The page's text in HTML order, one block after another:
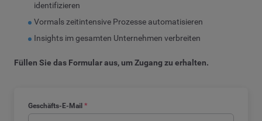
Geschäfts-E-Mail *
identifizieren
Vormals zeitintensive Prozesse automatisieren
Insights im gesamten Unternehmen verbreiten
Füllen Sie das Formular aus, um Zugang zu erhalten.